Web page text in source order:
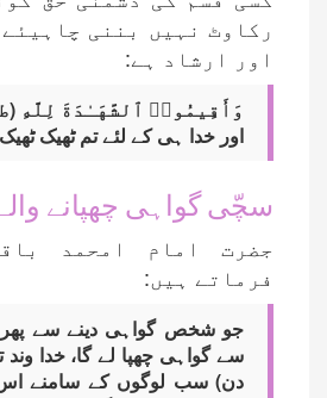
رکاوٹ نہیں بننی
اور ارشاد ہے:
وَأَقِيمُوا۟ ٱلشَّهَـٰدَةَ لِلَّهِ
اور خدا ہی کے لئے تم ٹھیک
سچّی گواہی چھپانے
جضرت امام امحمد
فرماتے ہیں:
جو شخص گواہی دینے سے پھر
سے گواہی چھپا لے گا، خدا
دن) سب لوگوں کے سامنے